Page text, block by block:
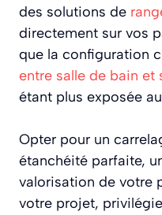
des solutions de
directement sur vos
que la configuration
entre salle de bain et
étant plus exposée
Opter pour un
étanchéité parfaite,
valorisation de votre
votre projet,